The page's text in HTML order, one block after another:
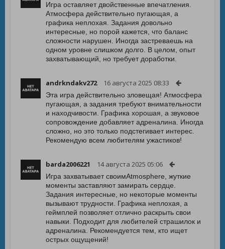
Игра оставляет двойственные впечатления.
Атмосфера действительно пугающая, а
графика неплохая. Задания довольно
интересные, но порой кажется, что баланс
сложности нарушен. Иногда застреваешь на
одном уровне слишком долго. В целом, опыт
захватывающий, но требует доработки.
andrkndakv272 16 августа 2025 08:33
Эта игра действительно зловещая! Атмосфера
пугающая, а задания требуют внимательности
и находчивости. Графика хорошая, а звуковое
сопровождение добавляет адреналина. Иногда
сложно, но это только подстегивает интерес.
Рекомендую всем любителям ужастиков!
barda2006221 14 августа 2025 05:06
Игра захватывает своимAtmosphere, жуткие
моменты заставляют замирать сердце.
Задания интересные, но некоторые моменты
вызывают трудности. Графика неплохая, а
геймплей позволяет отлично раскрыть свои
навыки. Подходит для любителей страшилок и
адреналина. Рекомендуется тем, кто ищет
острых ощущений!